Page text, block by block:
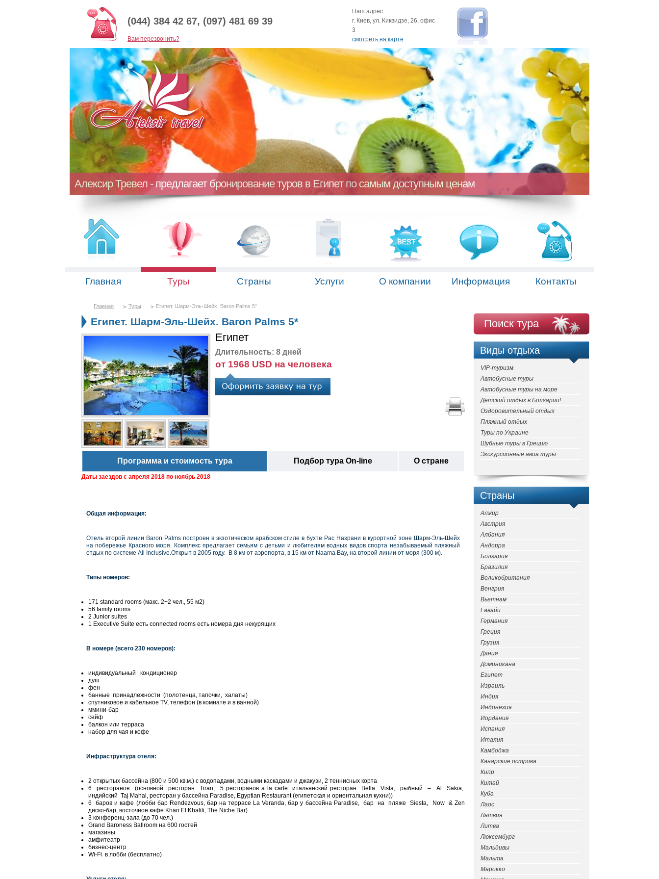
(044) 384 42 67, (097) 481 69 39
Baм перезвонить?
Наш адрес:
г. Киев, ул. Киквидзе, 26, офис
3
смотреть на карте
Алексир Тревел - предлагает бронирование туров в Египет по самым доступным ценам
Главная Туры Страны Услуги О компании Информация Контакты
Главная Туры Египет. Шарм-Эль-Шейх. Baron Palms 5*
Египет. Шарм-Эль-Шейх. Baron Palms 5*
Египет
Длительность: 8 дней
от 1968 USD на человека
Программа и стоимость тура Подбор тура On-line О стране
Даты заездов с апреля 2018 по ноябрь 2018
Общая информация:
Отель второй линии Baron Palms построен в экзотическом арабском стиле в бухте Рас Назрани в курортной зоне Шарм-Эль-Шейх
на побережье Красного моря. Комплекс предлагает семьям с детьми и любителям водных видов спорта незабываемый пляжный
отдых по системе All Inclusive.Открыт в 2005 году. В 8 км от аэропорта, в 15 км от Naama Bay, на второй линии от моря (300 м).
Типы номеров:
171 standard rooms (макс. 2+2 чел., 55 м2)
56 family rooms
2 Junior suites
1 Executive Suite есть connected rooms есть номера дня некурящих
В номере (всего 230 номеров):
индивидуальный кондиционер
душ
фен
банные принадлежности (полотенца, тапочки, халаты)
спутниковое и кабельное TV, телефон (в комнате и в ванной)
ммини-бар
сейф
балкон или терраса
набор для чая и кофе
Инфраструктура отеля:
2 открытых бассейна (800 и 500 кв.м.) с водопадами, водными каскадами и джакузи, 2 теннисных корта
6 ресторанов (основной ресторан Tiran, 5 ресторанов a la carte: итальянский ресторан Bella Vista, рыбный – Al Sakia,
индийский Taj Mahal, ресторан у бассейна Paradise, Egyptian Restaurant (египетская и ориентальная кухни))
6 баров и кафе (лобби бар Rendezvous, бар на террасе La Veranda, бар у бассейна Paradise, бар на пляже Siesta, Now & Zen
диско-бар, восточное кафе Khan El Khalili, The Niche Bar)
3 конференц-зала (до 70 чел.)
Grand Baroness Ballroom на 600 гостей
магазины
амфитеатр
бизнес-центр
Wi-Fi в лобби (бесплатно)
Поиск тура
Виды отдыха
VIP-туризм
Автобусные туры
Автобусные туры на море
Детский отдых в Болгарии!
Оздоровительный отдых
Пляжный отдых
Туры по Украине
Шубные туры в Грецию
Экскурсионные авиа туры
Страны
Алжир
Австрия
Албания
Андорра
Болгария
Бразилия
Великобритания
Венгрия
Вьетнам
Гавайи
Германия
Греция
Грузия
Дания
Доминикана
Египет
Израиль
Индия
Индонезия
Иордания
Испания
Италия
Камбоджа
Канарские острова
Кипр
Китай
Куба
Лаос
Латвия
Литва
Люксембург
Мальдивы
Мальта
Марокко